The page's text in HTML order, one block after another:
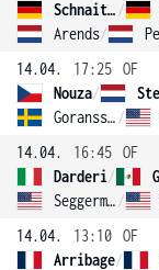
Schnaitter /
Arends/
14.04.
17:25 OF
Nouza/
Goransson /
14.04.
16:45 OF
Darderi/
Seggerman /
14.04.
13:10 OF
Arribage/